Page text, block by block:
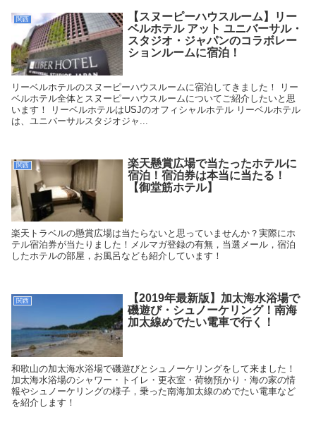
関西
【スヌーピーハウスルーム】リー
ベルホテル アット ユニバーサル・
スタジオ・ジャパンのコラボレー
ションルームに宿泊！
リーベルホテルのスヌーピーハウスルームに宿泊してきました！ リー
ベルホテル全体とスヌーピーハウスルームについてご紹介したいと思
います！ リーベルホテルはUSJのオフィシャルホテル リーベルホテル
は、ユニバーサルスタジオジャ...
関西
楽天懸賞広場で当たったホテルに
宿泊！宿泊券は本当に当たる！
【御堂筋ホテル】
楽天トラベルの懸賞広場は当たらないと思っていませんか？実際にホ
テル宿泊券が当たりました！メルマガ登録の有無，当選メール，宿泊
したホテルの部屋，お風呂なども紹介しています！
関西
【2019年最新版】加太海水浴場で
磯遊び・シュノーケリング！南海
加太線めでたい電車で行く！
和歌山の加太海水浴場で磯遊びとシュノーケリングをして来ました！
加太海水浴場のシャワー・トイレ・更衣室・荷物預かり・海の家の情
報やシュノーケリングの様子，乗った南海加太線のめでたい電車など
を紹介します！